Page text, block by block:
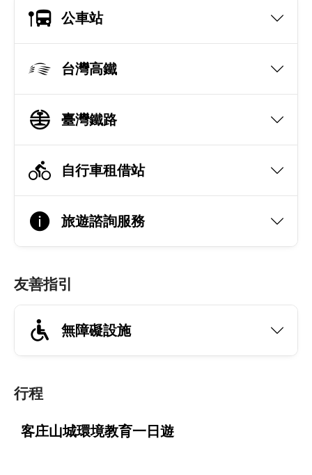
公車站
台灣高鐵
臺灣鐵路
自行車租借站
旅遊諮詢服務
友善指引
無障礙設施
行程
客庄山城環境教育一日遊